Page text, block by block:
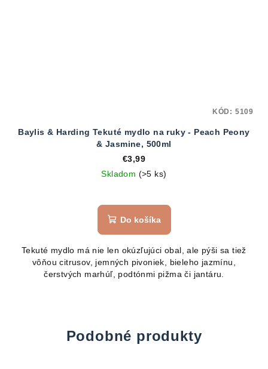
Baylis & Harding Tekuté mydlo na ruky - Peach Peony
& Jasmine, 500ml
€3,99
Skladom (>5 ks)
Do košíka
Tekuté mydlo má nie len okúzľujúci obal, ale pýši sa tiež
vôňou citrusov, jemných pivoniek, bieleho jazmínu,
čerstvých marhúľ, podtónmi pižma či jantáru.
KÓD: 5109
Podobné produkty